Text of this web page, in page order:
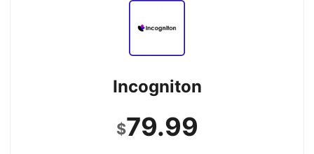
Incogniton
$79.99